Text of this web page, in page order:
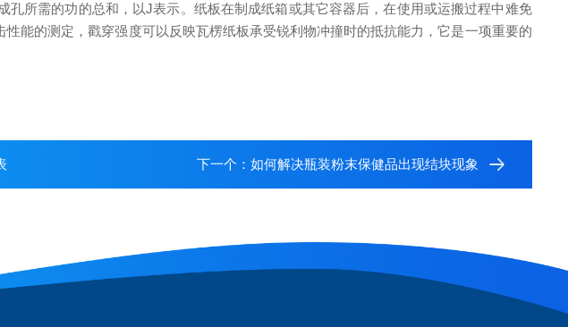
所需的功的总和，以J表示。纸板在制成纸箱或其它容器后，在使用或运搬过程中难免
能的测定，戳穿强度可以反映瓦楞纸板承受锐利物冲撞时的抵抗能力，它是一项重要的
下一个： 如何解决瓶装粉末保健品出现结块现象